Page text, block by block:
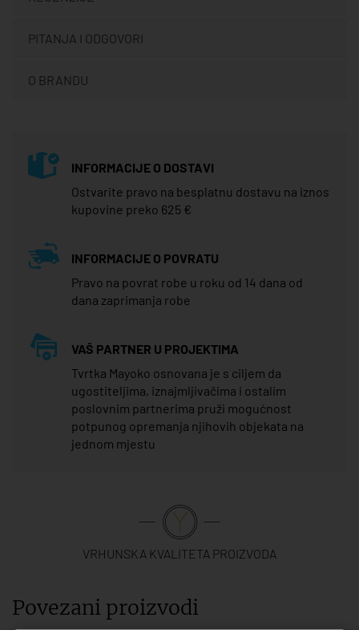
PITANJA I ODGOVORI
O BRANDU
INFORMACIJE O DOSTAVI
Ostvarite pravo na besplatnu dostavu na iznos
kupovine preko 625 €
INFORMACIJE O POVRATU
Pravo na povrat robe u roku od 14 dana od
dana zaprimanja robe
VAŠ PARTNER U PROJEKTIMA
Tvrtka Mayoko osnovana je s ciljem da
ugostiteljima, iznajmljivačima i ostalim
poslovnim partnerima pruži mogućnost
potpunog opremanja njihovih objekata na
jednom mjestu
VRHUNSKA KVALITETA PROIZVODA
Povezani proizvodi